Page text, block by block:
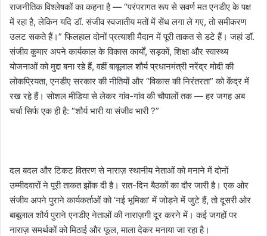
राजनीतिक विश्लेषकों का कहना है — “परंपरागत रूप से सवर्ण मत एनडीए के पक्ष
में रहा है, लेकिन यदि डॉ. संजीव स्वजातीय मतों में सेंध लगा ले गए, तो समीकरण
उलट सकते हैं।” फिलहाल दोनों प्रत्याशी मैदान में पूरी ताकत से डटे हैं। जहां डॉ.
संजीव कुमार अपने कार्यकाल के विकास कार्यों, सड़कों, शिक्षा और स्वास्थ्य
योजनाओं को मुद्दा बना रहे हैं, वहीं बाबूलाल शौर्य प्रधानमंत्री नरेंद्र मोदी की
लोकप्रियता, एनडीए सरकार की नीतियों और “विकास की निरंतरता” को केंद्र में
रख रहे हैं।‌ सोशल मीडिया से लेकर गांव-गांव की चौपालों तक — हर जगह अब
चर्चा सिर्फ एक ही है: “शौर्य भारी या संजीव भारी ?”
दल बदल और टिकट वितरण से नाराज़ स्थानीय नेताओं को मनाने में दोनों
उम्मीदवारों ने पूरी ताकत झोंक दी है। रात-दिन बैठकों का दौर जारी है। एक ओर
संजीव अपने पुराने कार्यकर्ताओं को ‘नई भूमिका’ में जोड़ने में जुटे हैं, तो दूसरी ओर
बाबूलाल शौर्य पुराने एनडीए नेताओं की नाराज़गी दूर करने में। कई जगहों पर
नाराज़ समर्थकों को मिठाई और फूल, माला देकर मनाया जा रहा है।